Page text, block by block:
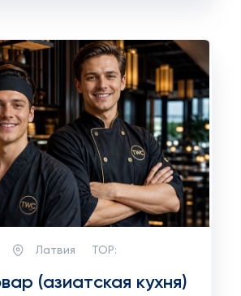
Латвия TOP:
(азиатская кухня)